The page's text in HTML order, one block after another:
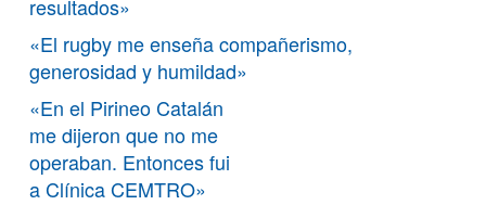
resultados»
«El rugby me enseña compañerismo,
generosidad y humildad»
«En el Pirineo Catalán
me dijeron que no me
operaban. Entonces fui
a Clínica CEMTRO»